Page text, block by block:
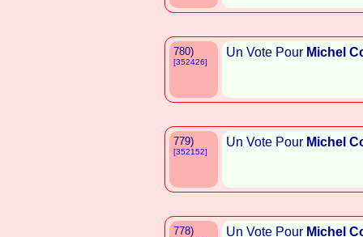
780)
[352426]
Un Vote Pour Michel
779)
[352152]
Un Vote Pour Michel
778) Un Vote Pour Michel